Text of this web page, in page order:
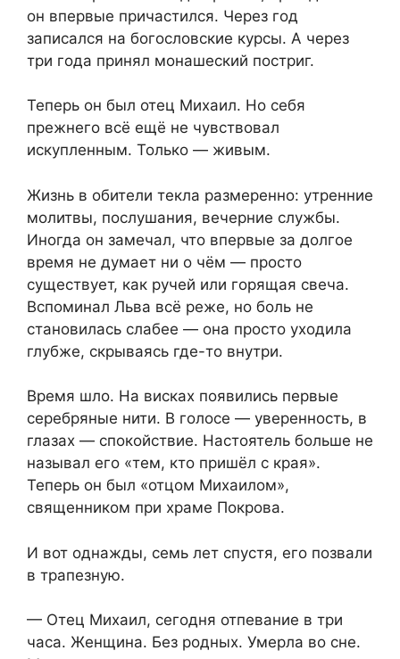
он впервые причастился. Через год
записался на богословские курсы. А через
три года принял монашеский постриг.
Теперь он был отец Михаил. Но себя
прежнего всё ещё не чувствовал
искупленным. Только — живым.
Жизнь в обители текла размеренно: утренние
молитвы, послушания, вечерние службы.
Иногда он замечал, что впервые за долгое
время не думает ни о чём — просто
существует, как ручей или горящая свеча.
Вспоминал Льва всё реже, но боль не
становилась слабее — она просто уходила
глубже, скрываясь где-то внутри.
Время шло. На висках появились первые
серебряные нити. В голосе — уверенность, в
глазах — спокойствие. Настоятель больше не
называл его «тем, кто пришёл с края».
Теперь он был «отцом Михаилом»,
священником при храме Покрова.
И вот однажды, семь лет спустя, его позвали
в трапезную.
— Отец Михаил, сегодня отпевание в три
часа. Женщина. Без родных. Умерла во сне.